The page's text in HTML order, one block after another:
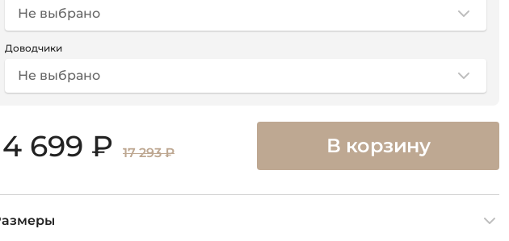
Не выбрано
Доводчики
Не выбрано
699 ₽ 17 293 ₽ В корзину